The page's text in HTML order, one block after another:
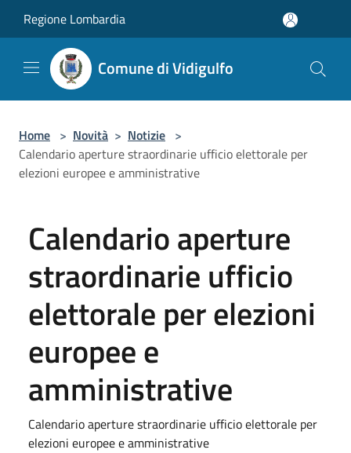
Regione Lombardia
Comune di Vidigulfo
Home > Novità > Notizie >
Calendario aperture straordinarie ufficio elettorale per
elezioni europee e amministrative
Calendario aperture
straordinarie ufficio
elettorale per elezioni
europee e
amministrative
Calendario aperture straordinarie ufficio elettorale per
elezioni europee e amministrative